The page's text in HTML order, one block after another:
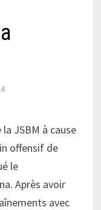
JSBM à cause
offensif de
le
Après avoir
avec